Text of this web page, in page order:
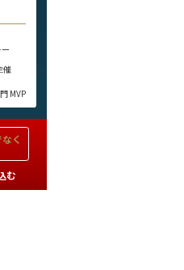
催
MVP
く
む